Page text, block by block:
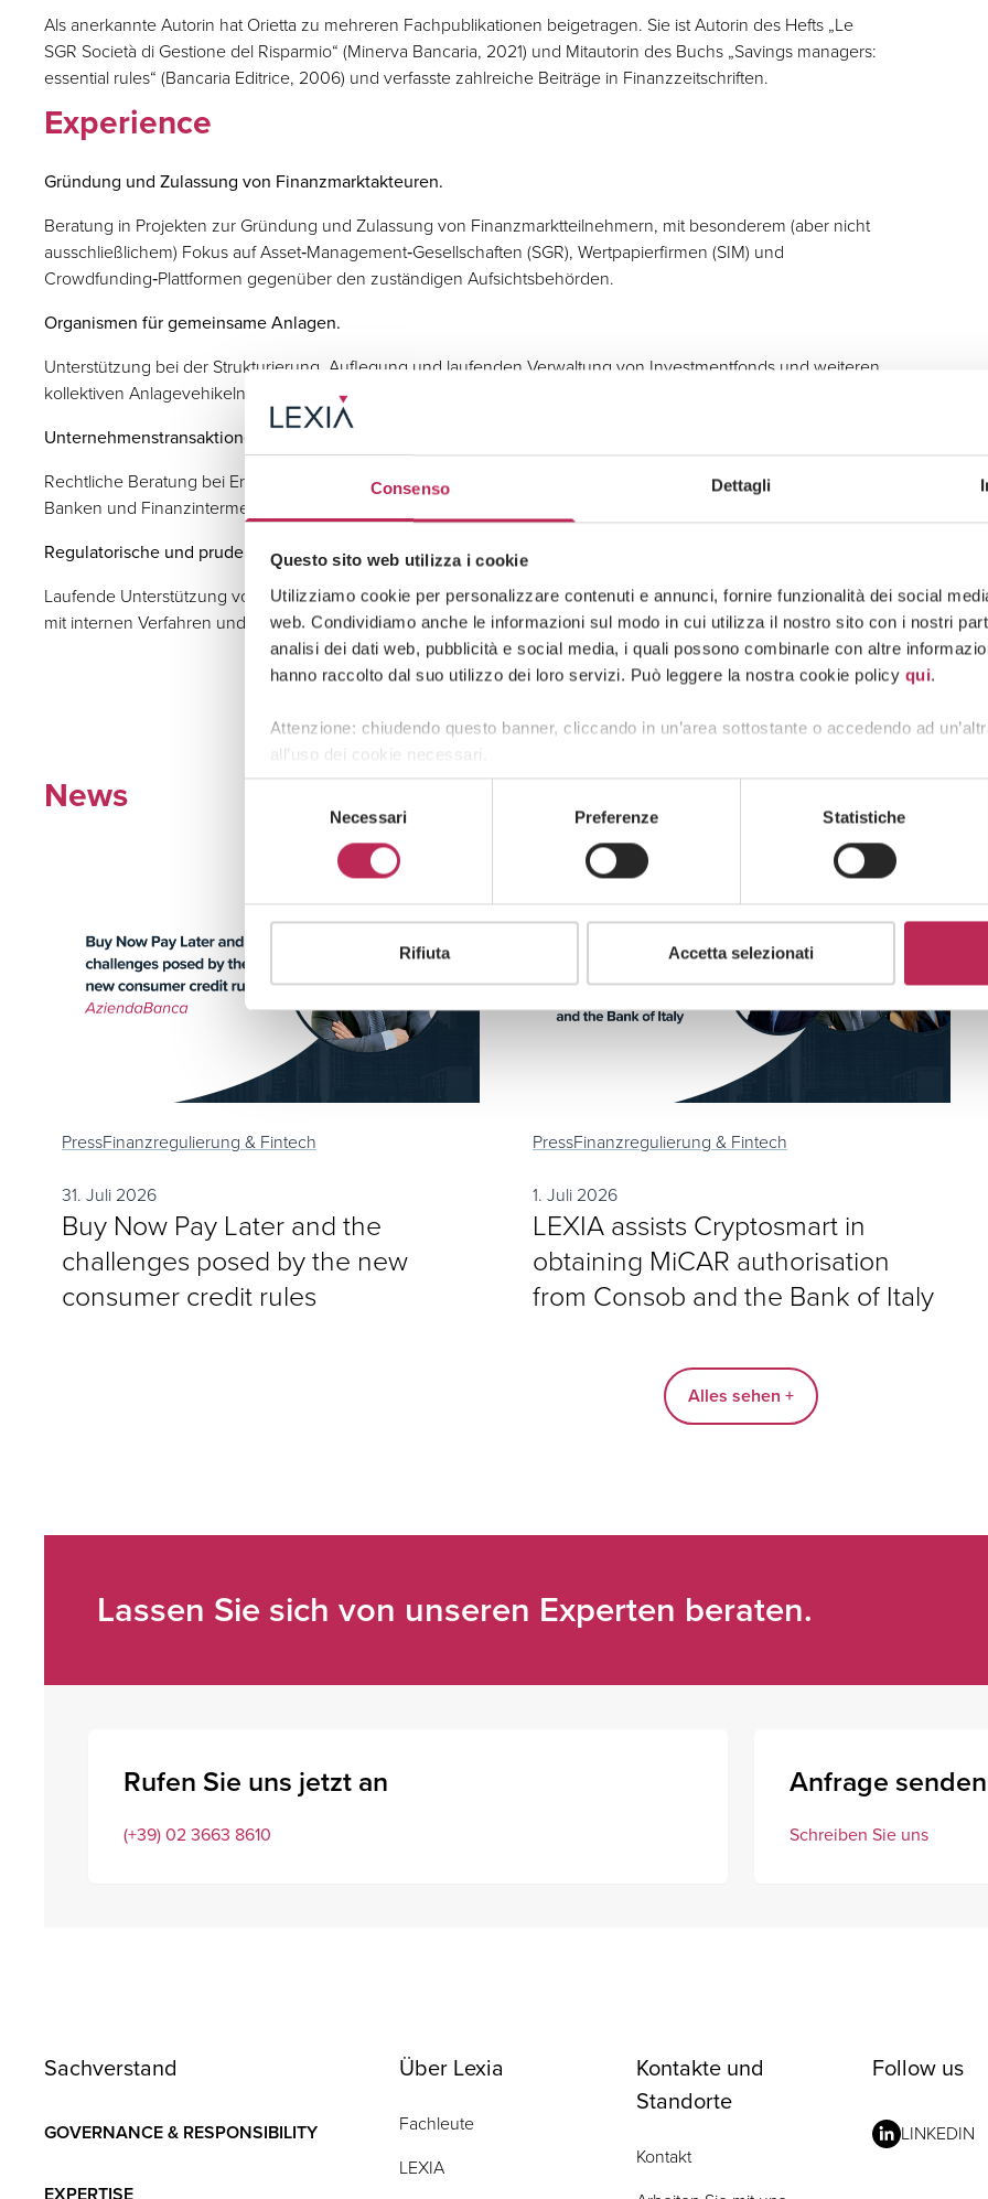
Consenso Dettagli
Questo sito web utilizza i cookie
Utilizziamo cookie per personalizzare contenuti e annunci, fornire funzionalità dei social
web. Condividiamo anche le informazioni sul modo in cui utilizza il nostro sito con i nostri
analisi dei dati web, pubblicità e social media, i quali possono combinarle con altre
hanno raccolto dal suo utilizzo dei loro servizi. Può leggere la nostra cookie policy qui.
Attenzione: chiudendo questo banner, cliccando in un’area sottostante o accedendo ad
all’uso dei cookie necessari.
Necessari Preferenze Statistiche
Rifiuta Accetta selezionati
Als anerkannte Autorin hat Orietta zu mehreren Fachpublikationen beigetragen. Sie ist Autorin des Hefts „Le
SGR Società di Gestione del Risparmio“ (Minerva Bancaria, 2021) und Mitautorin des Buchs „Savings managers:
essential rules“ (Bancaria Editrice, 2006) und verfasste zahlreiche Beiträge in Finanzzeitschriften.
Experience
Gründung und Zulassung von Finanzmarktakteuren.
Beratung in Projekten zur Gründung und Zulassung von Finanzmarktteilnehmern, mit besonderem (aber nicht
ausschließlichem) Fokus auf Asset‑Management‑Gesellschaften (SGR), Wertpapierfirmen (SIM) und
Crowdfunding‑Plattformen gegenüber den zuständigen Aufsichtsbehörden.
Organismen für gemeinsame Anlagen.
Unterstützung bei der Strukturierung, Auflegung und laufenden Verwaltung von Investmentfonds und weiteren
kollektiven Anlagevehikeln.
Unternehmenstransaktionen und M&A im Finanzsektor.
Rechtliche Beratung bei Erwerbsvorgängen, Fusionen und sonstigen außerordentlichen Transaktionen mit
Banken und Finanzintermediären.
Regulatorische und prudenzielle Beratung.
Laufende Unterstützung von Finanzinstituten hinsichtlich interner Governance, Vergütungspolitik, Compliance
mit internen Verfahren und Richtlinien sowie vertraglicher Dokumentation.
News
PressFinanzregulierung & Fintech
31. Juli 2026
Buy Now Pay Later and the
challenges posed by the new
consumer credit rules
PressFinanzregulierung & Fintech
1. Juli 2026
LEXIA assists Cryptosmart in
obtaining MiCAR authorisation
from Consob and the Bank of Italy
Alles sehen +
Lassen Sie sich von unseren Experten beraten.
Rufen Sie uns jetzt an
(+39) 02 3663 8610
Anfrage senden
Schreiben Sie uns
Sachverstand
GOVERNANCE & RESPONSIBILITY
Über Lexia
Fachleute
LEXIA
Kontakte und
Standorte
Kontakt
Follow us
LINKEDIN